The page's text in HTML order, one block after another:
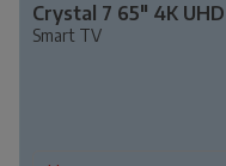
Crystal 7 65" 4K
Smart TV